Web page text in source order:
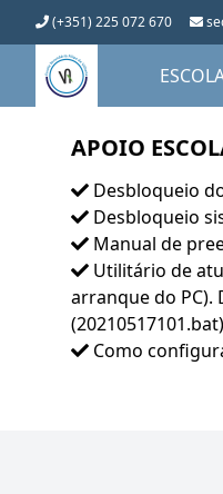
(+351) 225 072 670
APOIO
Desbloqueio
Desbloqueio
Manual de
Utilitário de
arranque do PC).
(20210517101.bat)
Como